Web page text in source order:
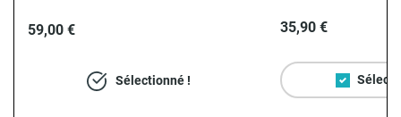
59,00 €
Sélectionné !
35,90 €